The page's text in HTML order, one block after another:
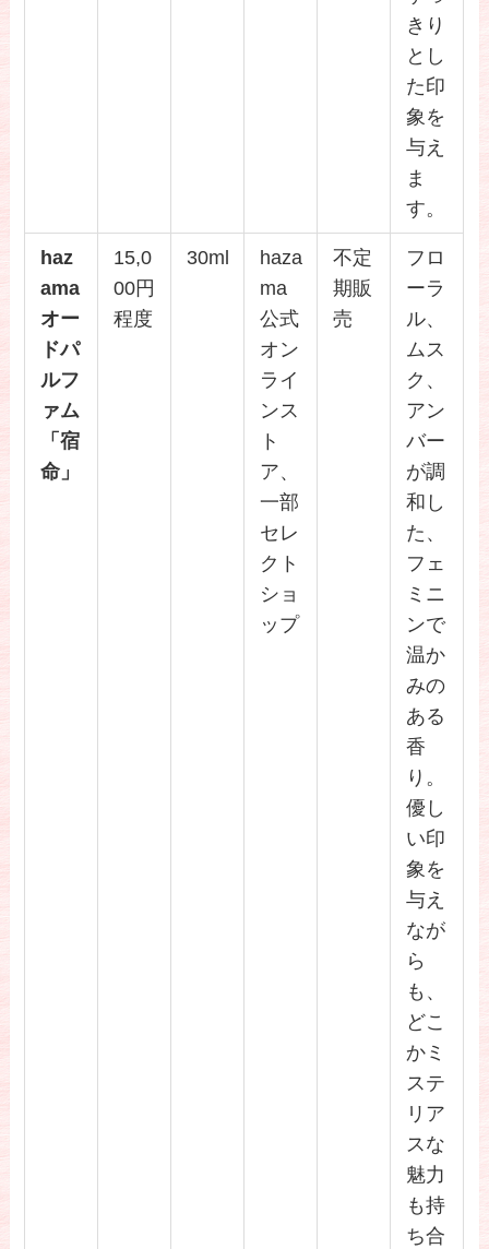
きり
とし
た印
象を
与え
ま
す。
haz
ama
オー
ドパ
ルフ
ァム
「宿
命」
15,0
00円
程度
30ml
haza
ma
公式
オン
ライ
ンス
ト
ア、
一部
セレ
クト
ショ
ップ
不定
期販
売
フロ
ーラ
ル、
ムス
ク、
アン
バー
が調
和し
た、
フェ
ミニ
ンで
温か
みの
ある
香
り。
優し
い印
象を
与え
なが
ら
も、
どこ
かミ
ステ
リア
スな
魅力
も持
ち合